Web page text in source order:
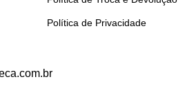
Política de Privacidade